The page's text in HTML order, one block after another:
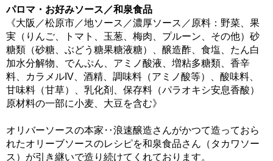
パロマ・お好みソース／和泉食品
《大阪／松原市／地ソース／濃厚ソース／原料：野菜、果
実（りんご、トマト、玉葱、梅肉、プルーン、その他）砂
糖類（砂糖、ぶどう糖果糖液糖）、醸造酢、食塩、たん白
加水分解物、でんぷん、アミノ酸液、増粘多糖類、香辛
料、カラメルIV、酒精、調味料（アミノ酸等）、酸味料、
甘味料（甘草）、乳化剤、保存料（パラオキシ安息香酸）
原材料の一部に小麦、大豆を含む》
オリバーソースの本家‥浪速醸造さんがかつて造っておら
れたオリーブソースのレシピを和泉食品さん（タカワソー
ス）が引き継いで造り続けてくれております。